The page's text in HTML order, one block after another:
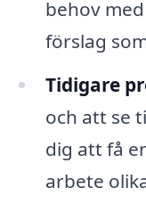
behov
förslag
Tidigare
och att se
dig att få
arbete